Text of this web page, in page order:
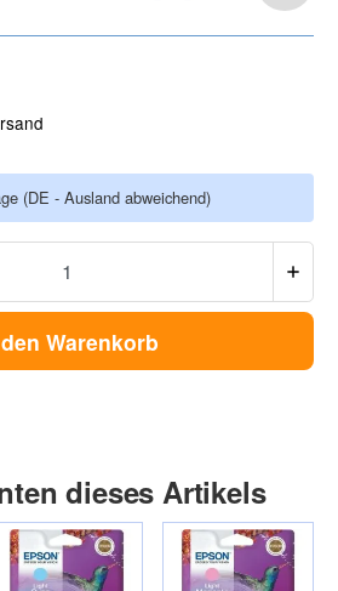
(DE - Ausland abweichend)
Warenkorb
dieses Artikels